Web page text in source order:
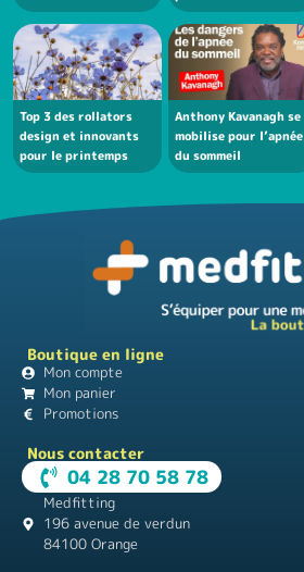
Top 3 des rollators
design et innovants
pour le printemps
Anthony Kavanagh se
mobilise pour l’apnée
du sommeil
Boutique en ligne
Mon compte
Mon panier
Promotions
Nous contacter
04 28 70 58 78
Medfitting
196 avenue de verdun
84100 Orange